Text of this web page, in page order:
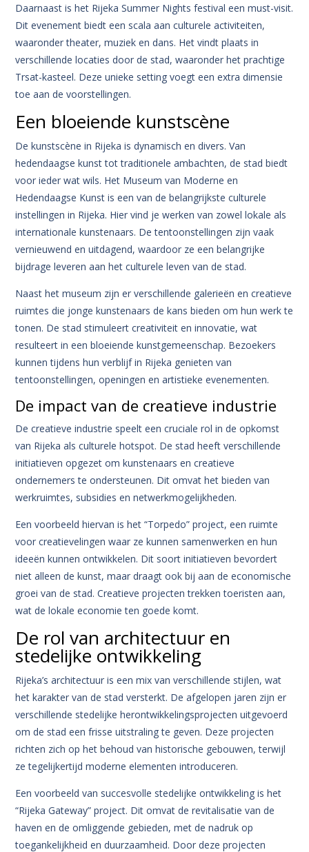
Daarnaast is het Rijeka Summer Nights festival een must-visit.
Dit evenement biedt een scala aan culturele activiteiten,
waaronder theater, muziek en dans. Het vindt plaats in
verschillende locaties door de stad, waaronder het prachtige
Trsat-kasteel. Deze unieke setting voegt een extra dimensie
toe aan de voorstellingen.
Een bloeiende kunstscène
De kunstscène in Rijeka is dynamisch en divers. Van
hedendaagse kunst tot traditionele ambachten, de stad biedt
voor ieder wat wils. Het Museum van Moderne en
Hedendaagse Kunst is een van de belangrijkste culturele
instellingen in Rijeka. Hier vind je werken van zowel lokale als
internationale kunstenaars. De tentoonstellingen zijn vaak
vernieuwend en uitdagend, waardoor ze een belangrijke
bijdrage leveren aan het culturele leven van de stad.
Naast het museum zijn er verschillende galerieën en creatieve
ruimtes die jonge kunstenaars de kans bieden om hun werk te
tonen. De stad stimuleert creativiteit en innovatie, wat
resulteert in een bloeiende kunstgemeenschap. Bezoekers
kunnen tijdens hun verblijf in Rijeka genieten van
tentoonstellingen, openingen en artistieke evenementen.
De impact van de creatieve industrie
De creatieve industrie speelt een cruciale rol in de opkomst
van Rijeka als culturele hotspot. De stad heeft verschillende
initiatieven opgezet om kunstenaars en creatieve
ondernemers te ondersteunen. Dit omvat het bieden van
werkruimtes, subsidies en netwerkmogelijkheden.
Een voorbeeld hiervan is het “Torpedo” project, een ruimte
voor creatievelingen waar ze kunnen samenwerken en hun
ideeën kunnen ontwikkelen. Dit soort initiatieven bevordert
niet alleen de kunst, maar draagt ook bij aan de economische
groei van de stad. Creatieve projecten trekken toeristen aan,
wat de lokale economie ten goede komt.
De rol van architectuur en
stedelijke ontwikkeling
Rijeka’s architectuur is een mix van verschillende stijlen, wat
het karakter van de stad versterkt. De afgelopen jaren zijn er
verschillende stedelijke herontwikkelingsprojecten uitgevoerd
om de stad een frisse uitstraling te geven. Deze projecten
richten zich op het behoud van historische gebouwen, terwijl
ze tegelijkertijd moderne elementen introduceren.
Een voorbeeld van succesvolle stedelijke ontwikkeling is het
“Rijeka Gateway” project. Dit omvat de revitalisatie van de
haven en de omliggende gebieden, met de nadruk op
toegankelijkheid en duurzaamheid. Door deze projecten